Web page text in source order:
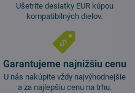
Ušetrite desiatky EUR kúpou
kompatibilných dielov.
Garantujeme najnižšiu cenu
U nás nakúpite vždy najvýhodnejšie
a za najlepšiu cenu na trhu.